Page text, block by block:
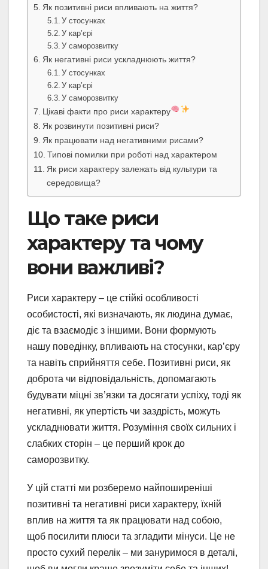
Як позитивні риси впливають на життя?
У стосунках
У кар’єрі
У саморозвитку
Як негативні риси ускладнюють життя?
У стосунках
У кар’єрі
У саморозвитку
Цікаві факти про риси характеру
Як розвинути позитивні риси?
Як працювати над негативними рисами?
Типові помилки при роботі над характером
Як риси характеру залежать від культури та
середовища?
Що таке риси
характеру та чому
вони важливі?
Риси характеру – це стійкі особливості
особистості, які визначають, як людина думає,
діє та взаємодіє з іншими. Вони формують
нашу поведінку, впливають на стосунки, кар’єру
та навіть сприйняття себе. Позитивні риси, як
доброта чи відповідальність, допомагають
будувати міцні зв’язки та досягати успіху, тоді як
негативні, як упертість чи заздрість, можуть
ускладнювати життя. Розуміння своїх сильних і
слабких сторін – це перший крок до
саморозвитку.
У цій статті ми розберемо найпоширеніші
позитивні та негативні риси характеру, їхній
вплив на життя та як працювати над собою,
щоб посилити плюси та згладити мінуси. Це не
просто сухий перелік – ми зануримося в деталі,